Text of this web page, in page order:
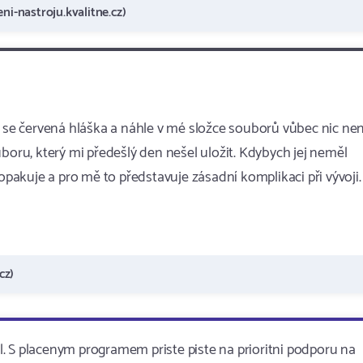
nastroju.kvalitne.cz)
červená hláška a náhle v mé složce souborů vůbec nic
který mi předešlý den nešel uložit. Kdybych jej neměl
a pro mě to představuje zásadní komplikaci při vývoji.
placenym programem priste piste na prioritni podporu na